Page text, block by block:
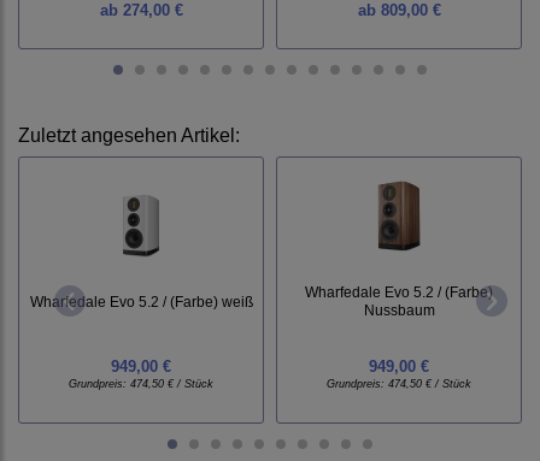
ab274,00 € ab809,00 €
Zuletzt angesehen Artikel:
Wharfedale Evo 5.2 / (Farbe) weiß
949,00 €
Grundpreis: 474,50 € / Stück
Wharfedale Evo 5.2 / (Farbe)
Nussbaum
949,00 €
Grundpreis: 474,50 € / Stück